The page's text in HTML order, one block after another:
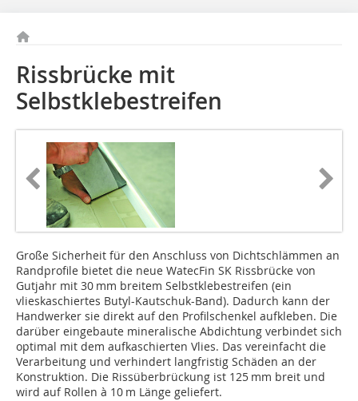
Rissbrücke mit
Selbstklebestreifen
Große Sicherheit für den Anschluss von Dichtschlämmen an
Randprofile bietet die neue WatecFin SK Rissbrücke von
Gutjahr mit 30 mm breitem Selbstklebestreifen (ein
vlieskaschiertes Butyl-Kautschuk-Band). Dadurch kann der
Handwerker sie direkt auf den Profilschenkel aufkleben. Die
darüber eingebaute mineralische Abdichtung verbindet sich
optimal mit dem aufkaschierten Vlies. Das vereinfacht die
Verarbeitung und verhindert langfristig Schäden an der
Konstruktion. Die Rissüberbrückung ist 125 mm breit und
wird auf Rollen à 10 m Länge geliefert.